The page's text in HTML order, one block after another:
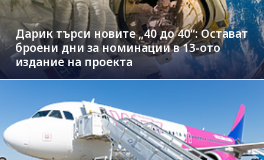
Дарик търси новите „40 до 40“: Остават
броени дни за номинации в 13-ото
издание на проекта